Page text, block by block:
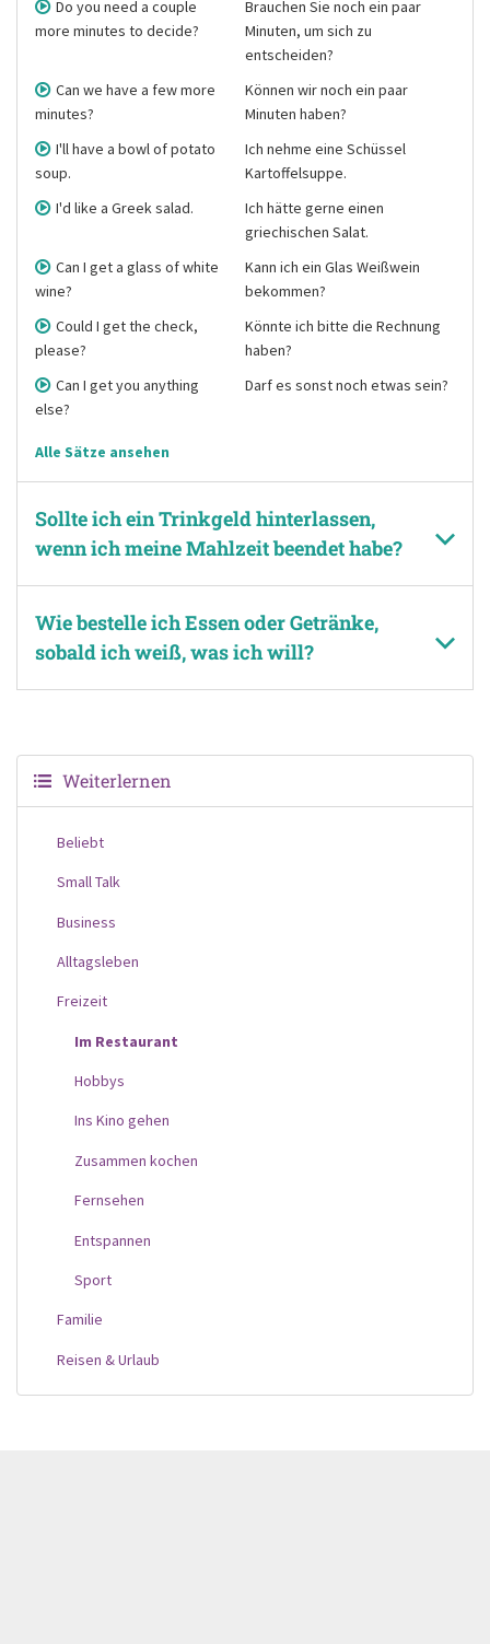
Do you need a couple
more minutes to decide?
Brauchen Sie noch ein paar
Minuten, um sich zu
entscheiden?
Can we have a few more
minutes?
Können wir noch ein paar
Minuten haben?
I'll have a bowl of potato
soup.
Ich nehme eine Schüssel
Kartoffelsuppe.
I'd like a Greek salad.
Ich hätte gerne einen
griechischen Salat.
Can I get a glass of white
wine?
Kann ich ein Glas Weißwein
bekommen?
Could I get the check,
please?
Könnte ich bitte die Rechnung
haben?
Can I get you anything
else?
Darf es sonst noch etwas sein?
Alle Sätze ansehen
Sollte ich ein Trinkgeld hinterlassen,
wenn ich meine Mahlzeit beendet habe?
Wie bestelle ich Essen oder Getränke,
sobald ich weiß, was ich will?
Weiterlernen
Beliebt
Small Talk
Business
Alltagsleben
Freizeit
Im Restaurant
Hobbys
Ins Kino gehen
Zusammen kochen
Fernsehen
Entspannen
Sport
Familie
Reisen & Urlaub